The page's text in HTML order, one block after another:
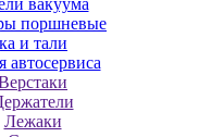
вакуума
поршневые
и тали
автосервиса
Лежаки